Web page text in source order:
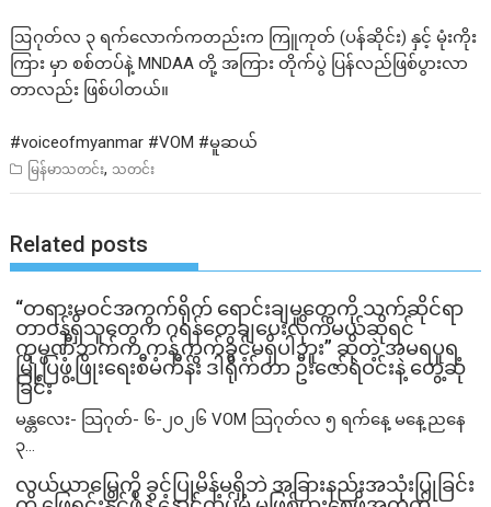
ဩဂုတ်လ ၃ ရက်လောက်ကတည်းက ကြူကုတ် (ပန်ဆိုင်း) နှင့် မုံးကိုး
ကြား မှာ စစ်တပ်နဲ့ MNDAA တို့ အကြား တိုက်ပွဲ ပြန်လည်ဖြစ်ပွားလာ
တာလည်း ဖြစ်ပါတယ်။
#voiceofmyanmar #VOM #မူဆယ
မြန်မာသတင်း, သတင်း
Related posts
“တရားမဝင်အကွက်ရိုက် ရောင်းချမှုတွေကို သက်ဆိုင်ရာ
တာဝန်ရှိသူတွေက ဂရန်တွေချပေးလိုက်မယ်ဆိုရင်
ကုမ္ပဏီဘက်က ကန့်ကွက်ခွင့်မရှိပါဘူး” ဆိုတဲ့ အမရပူရ
မြို့ပြဖွံ့ဖြိုးရေးစီမံကိန်း ဒါရိုက်တာ ဦးဇော်ရဲဝင်းနဲ့ တွေ့ဆုံ
ခြင်း
မန္တလေး- သြဂုတ်- ၆-၂၀၂၆ VOM သြဂုတ်လ ၅ ရက်နေ့ မနေ့ညနေ
၃...
လယ်ယာမြေကို ခွင့်ပြုမိန့်မရှိဘဲ အခြားနည်းအသုံးပြုခြင်း